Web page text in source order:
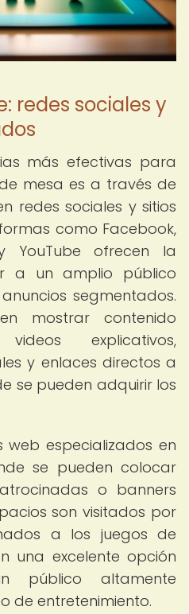
redes sociales y
más efectivas para
mesa es a través de
redes sociales y sitios
como Facebook,
YouTube ofrecen la
a un amplio público
segmentados.
mostrar contenido
explicativos,
y enlaces directos a
se pueden adquirir los
web especializados en
se pueden colocar
o banners
son visitados por
a los juegos de
una excelente opción
altamente
de entretenimiento.